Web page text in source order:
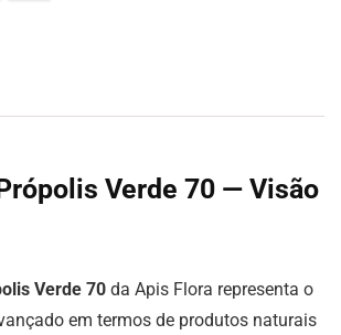
Verde 70 — Visão
Verde 70 da Apis Flora representa o
em termos de produtos naturais